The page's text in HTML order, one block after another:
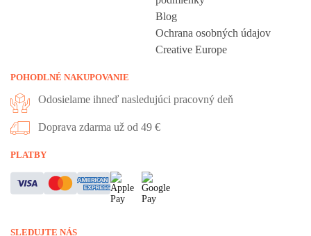
Blog
Ochrana osobných údajov
Creative Europe
POHODLNÉ NAKUPOVANIE
Odosielame ihneď nasledujúci pracovný deň
Doprava zdarma už od 49 €
PLATBY
SLEDUJTE NÁS